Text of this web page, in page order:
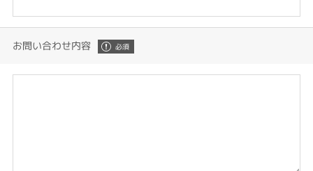
お問い合わせ内容